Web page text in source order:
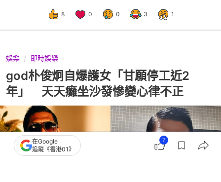
8 0 0 3 1
娛樂 即時娛樂
god朴俊炯自爆護女「甘願停工近2
年」 天天癱坐沙發慘變心律不正
在Google
追蹤《香港01》
7